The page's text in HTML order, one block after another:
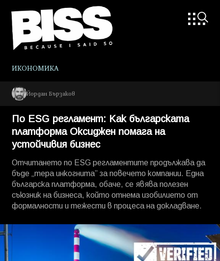
ИКОНОМИКА
Йордан Бързаков
По ESG регламент: Как българската
платформа Оксиджен помага на
устойчивия бизнес
Отчитането по ESG регламентите продължава да
бъде „тера инкогнита” за повечето компании. Една
българска платформа, обаче, се явява полезен
съюзник на бизнеса, който отнема изобилието от
формалности и тежести в процеса на докладване.